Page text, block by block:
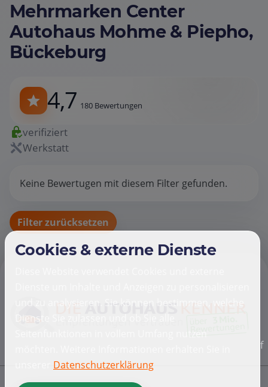
Mehrmarken Center
Autohaus Mohme & Piepho,
Bückeburg
4,7 180 Bewertungen
verifiziert
Werkstatt
Keine Bewertugen mit diesem Filter gefunden.
Filter zurücksetzen
Cookies & externe Dienste
und zu analysieren. Sie können bestimmen, welche
Dienste Sie zulassen und ob Sie alle
Seitenfunktionen in vollem Umfang nutzen
Datenschutzerklärung
f